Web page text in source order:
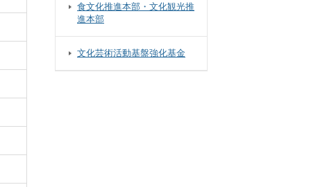
食文化推進本部・文化観光推
進本部
文化芸術活動基盤強化基金